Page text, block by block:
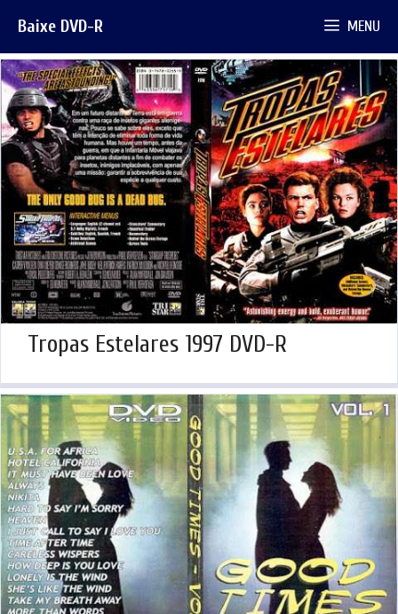
para
o
conteúdo
Baixe DVD-R MENU
Tropas Estelares 1997 DVD-R